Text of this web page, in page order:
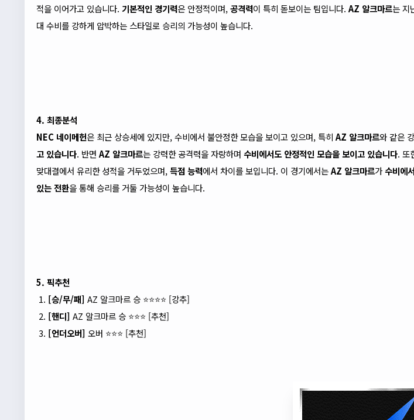
적을 이어가고 있습니다. 기본적인 경기력은 안정적이며, 공격력이 특히 돋보이는 팀입니다. AZ 알크마르는 지
대 수비를 강하게 압박하는 스타일로 승리의 가능성이 높습니다.
4. 최종분석
NEC 네이메헌은 최근 상승세에 있지만, 수비에서 불안정한 모습을 보이고 있으며, 특히 AZ 알크마르와 같은
고 있습니다. 반면 AZ 알크마르는 강력한 공격력을 자랑하며 수비에서도 안정적인 모습을 보이고 있습니다. 또
맞대결에서 유리한 성적을 거두었으며, 득점 능력에서 차이를 보입니다. 이 경기에서는AZ 알크마르가수비에
있는 전환을 통해 승리를 거둘 가능성이 높습니다.
5. 픽추천
[승/무/패] AZ 알크마르 승 ⭐⭐⭐⭐ [강추]
[핸디] AZ 알크마르 승 ⭐⭐⭐ [추천]
[언더오버] 오버 ⭐⭐⭐ [추천]